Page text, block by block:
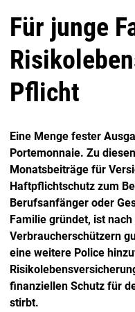
Für junge
Pflicht
Eine Menge fester
Portemonnaie. Zu
Monatsbeiträge für
Haftpflichtschutz zum
Berufsanfänger oder
Familie gründet, ist
Verbraucherschützern
eine weitere Police
finanziellen Schutz für
stirbt.